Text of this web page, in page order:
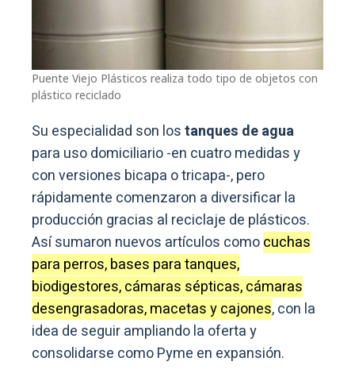
Puente Viejo Plásticos realiza todo tipo de objetos con
plástico reciclado
Su especialidad son lostanques de agua
para uso domiciliario -en cuatro medidas y
con versiones bicapa o tricapa-, pero
rápidamente comenzaron a diversificar la
producción gracias al reciclaje de plásticos.
Así sumaron nuevos artículos comocuchas
para perros, bases para tanques,
biodigestores, cámaras sépticas, cámaras
desengrasadoras, macetas y cajones, con la
idea de seguir ampliando la oferta y
consolidarse como Pyme en expansión.